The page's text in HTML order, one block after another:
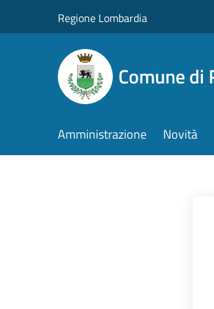
Regione Lombardia
Comune di
Amministrazione Novità